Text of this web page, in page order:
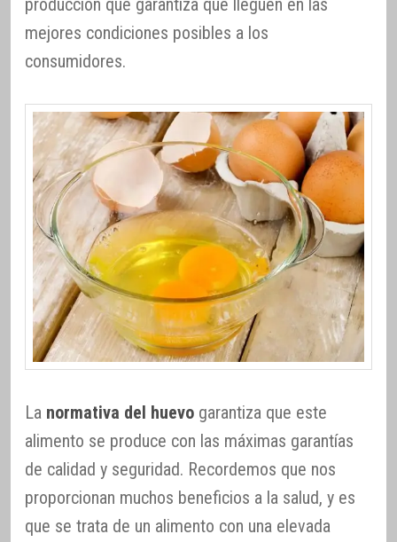
producción que garantiza que lleguen en las
mejores condiciones posibles a los
consumidores.
La normativa del huevo garantiza que este
alimento se produce con las máximas garantías
de calidad y seguridad. Recordemos que nos
proporcionan muchos beneficios a la salud, y es
que se trata de un alimento con una elevada